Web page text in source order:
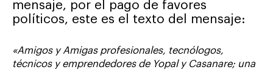
mensaje, por el pago de favores
políticos, este es el texto del mensaje:
«Amigos y Amigas profesionales, tecnólogos,
técnicos y emprendedores de Yopal y Casanare; una